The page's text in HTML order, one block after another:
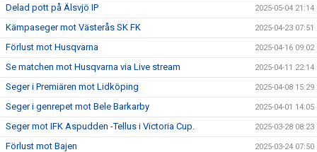
Delad pott på Älsvjö IP 2025-05-04 21:14
Kämpaseger mot Västerås SK FK 2025-04-23 07:51
Förlust mot Husqvarna 2025-04-16 09:02
Se matchen mot Husqvarna via Live stream 2025-04-11 22:14
Seger i Premiären mot Lidköping 2025-04-08 15:29
Seger i genrepet mot Bele Barkarby 2025-04-01 14:05
Seger mot IFK Aspudden -Tellus i Victoria Cup. 2025-03-28 08:23
Förlust mot Bajen 2025-03-24 07:50